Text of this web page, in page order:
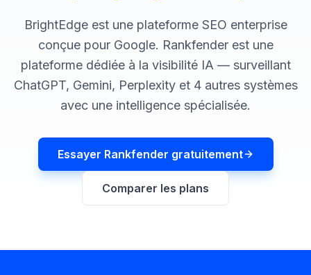
des mots-
clés
AGISSEZ
Engine
Assistant
Intégrations
démo
BrightEdge est une plateforme SEO enterprise
conçue pour Google. Rankfender est une
plateforme dédiée à la visibilité IA — surveillant
ChatGPT, Gemini, Perplexity et 4 autres systèmes
avec une intelligence spécialisée.
Essayer Rankfender gratuitement
Comparer les plans